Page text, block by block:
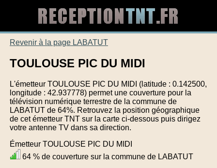
Revenir à la page LABATUT
TOULOUSE PIC DU MIDI
L'émetteur TOULOUSE PIC DU MIDI (latitude : 0.142500,
longitude : 42.937778) permet une couverture pour la
télévision numérique terrestre de la commune de
LABATUT de 64%. Retrouvez la position géographique
de cet émetteur TNT sur la carte ci-dessous puis dirigez
votre antenne TV dans sa direction.
Émetteur TOULOUSE PIC DU MIDI
64 % de couverture sur la commune de LABATUT